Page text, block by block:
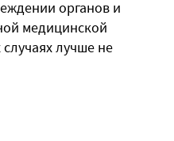
органов и
медицинской
лучше не